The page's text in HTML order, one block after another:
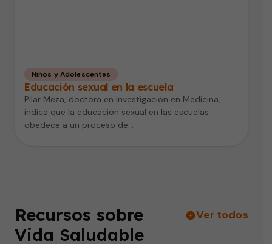
Niños y Adolescentes
Educación sexual en la escuela
Pilar Meza, doctora en Investigación en Medicina,
indica que la educación sexual en las escuelas
obedece a un proceso de…
Recursos sobre
Vida Saludable
Ver todos